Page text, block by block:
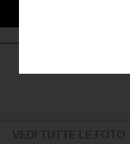
VEDI TUTTE LE FOTO